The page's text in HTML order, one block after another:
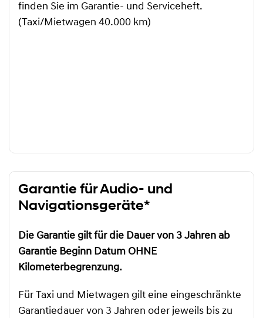
finden Sie im Garantie- und Serviceheft.
(Taxi/Mietwagen 40.000 km)
Garantie für Audio- und
Navigationsgeräte*
Die Garantie gilt für die Dauer von 3 Jahren ab
Garantie Beginn Datum OHNE
Kilometerbegrenzung.
Für Taxi und Mietwagen gilt eine eingeschränkte
Garantiedauer von 3 Jahren oder jeweils bis zu